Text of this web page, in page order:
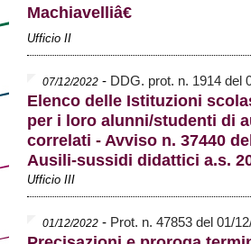
Machiavelliâ€
Ufficio II
07/12/2022 - DDG. prot. n. 1914 del
Elenco delle Istituzioni
per i loro alunni/studenti di
correlati - Avviso n. 37440
Ausili-sussidi didattici a.s.
Ufficio III
01/12/2022 - Prot. n. 47853 del 01/